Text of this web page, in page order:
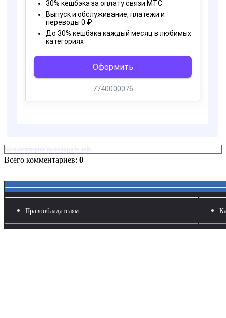
Комментарии пользователей:
Всего комментариев: 0
Правообладателям